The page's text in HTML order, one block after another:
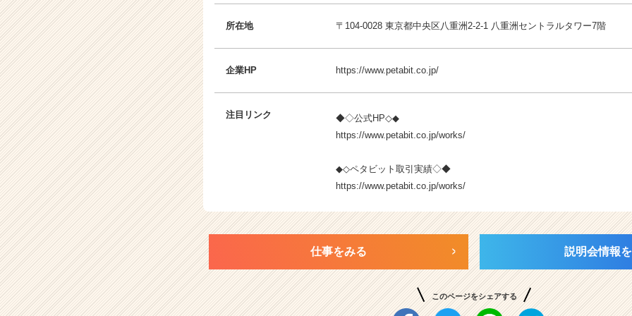
所在地 〒104-0028 東京都中央区八重洲2-2-1 八重洲セントラルタワー7階
企業HP https://www.petabit.co.jp/
注目リンク
◆◇公式HP◇◆
https://www.petabit.co.jp/works/
◆◇ペタビット取引実績◇◆
https://www.petabit.co.jp/works/
仕事をみる 説明会情報
このページをシェアする